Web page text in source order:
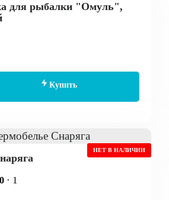
для рыбалки "Омуль",
Купить
НЕТ В НАЛИЧИИ
· 1